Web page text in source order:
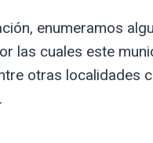
enumeramos
las cuales este
otras localidades